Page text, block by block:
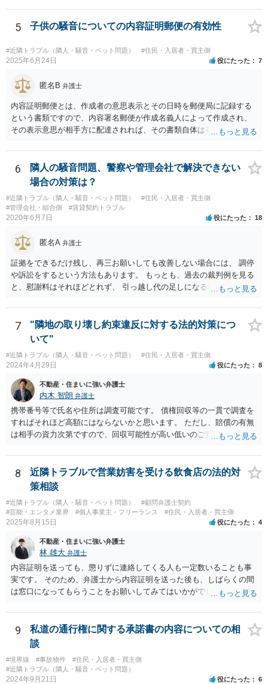
の間には直接の契約関係がないので、管理会社からは、ご相談者様に
対して義務を負っていないという反論が予想されます。 そのため、両
しいところですが、リフォーム工事をキャンセルしてキャンセル料が
発生しているということですので、当該キャンセル料を請求すること
約をしなかったとして、仲介手数料や登記費用も損害であるとして賠
5 子供の騒音についての内容証明郵便の有効性
#近隣トラブル（隣人・騒音・ペット問題） #住民・入居者・買主側
2025年6月24日 役にたった 7
匿名B 弁護士
内容証明郵便とは、作成者の意思表示とその日時を郵便局に記録する
という書類ですので、内容署名郵便が作成名義人によって作成され、
その表示意思が相手方に配達されれば、その書類自体は有効となりま
的とした意思表示のことを言いますので、その文書の内容が法的効果
をもたらすのか否かが重要です。 今般、ご相談者は内容証明郵便によ
る裁判予告というかなり強い請求を受けているわけですが、請求者
（要求者）が特定されていない以上法的には何らの効果のないただの
郵便物です。 なので無視しても問題無いかと思われますが、相手がエ
スカレートすることも考えられるので、こちらから警察に対応をお願
いう方法もあります。 ちなみに、行政書士が報酬を得る目的で今回の
ような内容証明郵便の作成をすれば、非弁行為（弁護士法違反）とさ
れる可能性がありますので、本人がたまたまその行政書士である場合
を除き、無報酬で親しい友人として今回のような紛争性の高い書面を
出すことはまだありえても、知人レベルの第三者から無報酬でこのよ
つまり、妄想に近い推測ですが、その行政書士がその本人または隣の
アパートの所有者で、賃借人（５０代男性）からの要請が激しいの
で、その対応としての内容証明郵便であるとの可能性を考えるところ
ですが、それは、その行政書士の事務所に実際に電話し、内容証明郵
便を送ったかどうか確認すれば容易にわかるところです。
6
隣人の騒音問題、警察や管理会社で解決できない
場合の対策は？
#近隣トラブル（隣人・騒音・ペット問題）
#住民・入居者・買主側
#管理会社・組合側
#賃貸契約トラブル
2020年6月7日 役にたった 18
匿名A 弁護士
証拠をできるだけ残し、再三お願いしても改善しない場合には、 調停
や訴訟をするという方法もあります。 もっとも、過去の裁判例を見る
と、慰謝料はそれほどとれず、 引っ越し代の足しになる程度に終わっ
7
"隣地の取り壊し約束違反に対する法的対策につ
いて"
#近隣トラブル（隣人・騒音・ペット問題） #住民・入居者・買主側
2024年4月29日 役にたった 8
不動産・住まいに強い弁護士
内木 智朗 弁護士
携帯番号等で氏名や住所は調査可能です。 債権回収等の一貫で調査を
すればそれほど高額にはならないかと思います。 ただし、賠償の有無
は相手の資力次第ですので、回収可能性が高い低いのご判断はできか
つかるまで探されるのはどうでしょうか。
8
近隣トラブルで営業妨害を受ける飲食店の法的対
策相談
#近隣トラブル（隣人・騒音・ペット問題）
#顧問弁護士契約
#芸能・エンタメ業界
#個人事業主・フリーランス #住民・入居者・買主側
2025年8月15日 役にたった 4
不動産・住まいに強い弁護士
林 雄大 弁護士
内容証明を送っても、懲りずに連絡してくる人も一定数いることも事
実です。 そのため、弁護士から内容証明を送った後も、しばらくの間
は窓口になってもらうことをお願いしてみてはいかがでしょうか。 そ
口（弁護士に）言ってください」とだけお伝えし、それ以外には一切
応じないという姿勢をとることができるため、スタッフの方の負担軽
減を図れると思います。 大変な状況かと思いますが、ご参考になりま
したら幸いです。
9
私道の通行権に関する承諾書の内容についての相
談
#境界線 #事故物件
#住民・入居者・買主側
#近隣トラブル（隣人・騒音・ペット問題）
2024年9月21日 役にたった 6